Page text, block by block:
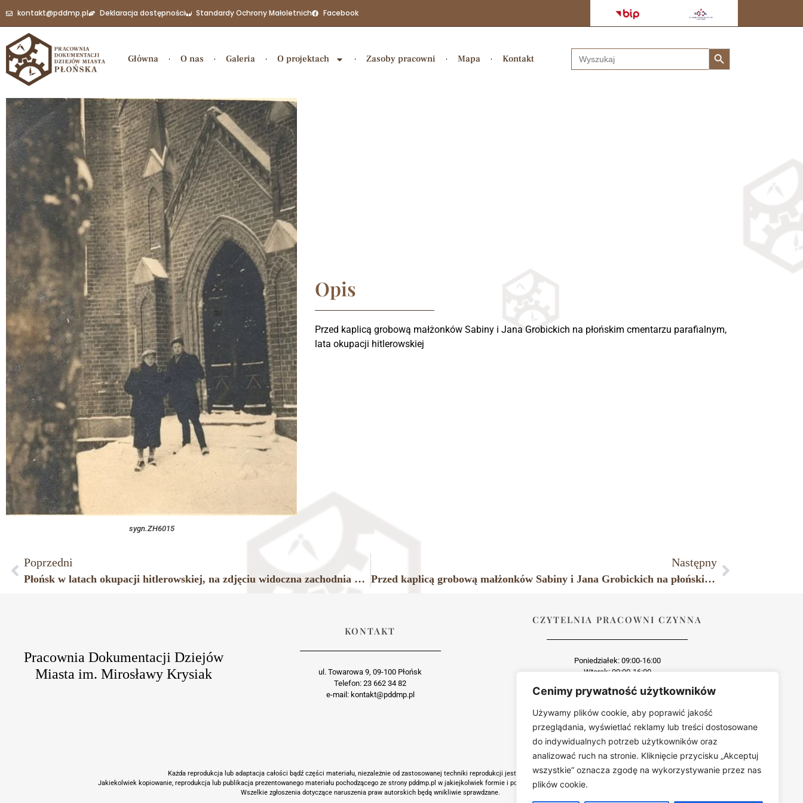
Cenimy prywatność użytkowników
Używamy plików cookie, aby poprawić jakość
przeglądania, wyświetlać reklamy lub treści dostosowane
do indywidualnych potrzeb użytkowników oraz
analizować ruch na stronie. Kliknięcie przycisku „Akceptuj
wszystkie” oznacza zgodę na wykorzystywanie przez nas
plików cookie.
kontakt@pddmp.pl Deklaracja dostępności Standardy Ochrony Małoletnich Facebook
Główna O nas Galeria O projektach Zasoby pracowni Mapa Kontakt
Search
for:
Search Button
sygn.ZH6015
Opis
Przed kaplicą grobową małżonków Sabiny i Jana Grobickich na płońskim cmentarzu parafialnym,
lata okupacji hitlerowskiej
Poprzedni
Płońsk w latach okupacji hitlerowskiej, na zdjęciu widoczna zachodnia pierzeja rynku, 1939 r.
Następny
Przed kaplicą grobową małżonków Sabiny i Jana Grobickich na płońskim cmentarzu parafialnym, lata okupacji hitlerowskiej
Pracownia Dokumentacji Dziejów
Miasta im. Mirosławy Krysiak
KONTAKT
ul. Towarowa 9, 09-100 Płońsk
Telefon: 23 662 34 82
e-mail: kontakt@pddmp.pl
CZYTELNIA PRACOWNI CZYNNA
Poniedziałek: 09:00-16:00
Wtorek: 09:00-16:00
Czwartek: 09:00-16:00
Każda reprodukcja lub adaptacja całości bądź części materiału, niezależnie od zastosowanej techniki reprodukcji jest surowo zabroniona
Jakiekolwiek kopiowanie, reprodukcja lub publikacja prezentowanego materiału pochodzącego ze strony pddmp.pl w jakiejkolwiek formie i postaci jest zabroniona bez uprzedniej zgody.
Wszelkie zgłoszenia dotyczące naruszenia praw autorskich będą wnikliwie sprawdzane.